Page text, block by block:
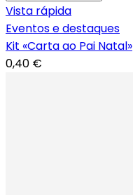
Vista rápida
Eventos e destaques
Kit «Carta ao Pai Natal»
0,40 €